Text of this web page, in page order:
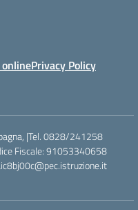
Privacy Policy
|Tel. 0828/241258
Fiscale: 91053340658